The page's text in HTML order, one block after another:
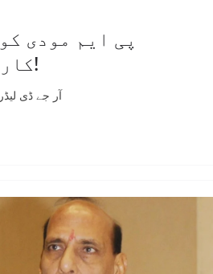
پی ایم مودی
کارروائی نہیں ہوتی، وہی اصلی ‘جنگل راج’ ہے!
آر جے ڈی